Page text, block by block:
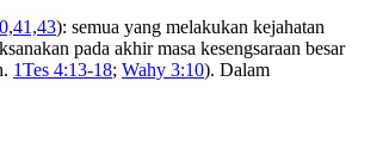
): semua yang melakukan kejahatan
pada akhir masa kesengsaraan besar
1Tes 4:13-18; Wahy 3:10). Dalam